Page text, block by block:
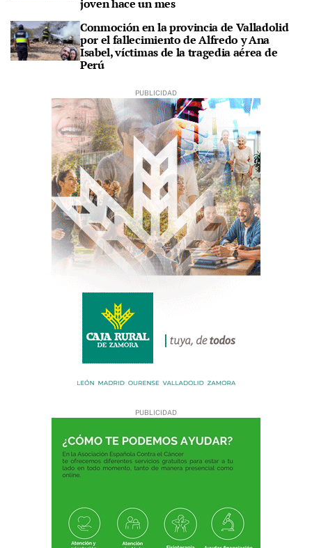
joven hace un mes
Conmoción en la provincia de Valladolid
por el fallecimiento de Alfredo y Ana
Isabel, víctimas de la tragedia aérea de
Perú